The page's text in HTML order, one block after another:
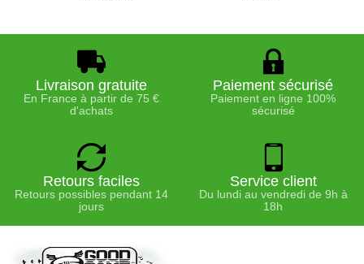
Livraison gratuite
En France à partir de 75 €
d'achats
Paiement sécurisé
Paiement en ligne 100%
sécurisé
Retours faciles
Retours possibles pendant 14
jours
Service client
Du lundi au vendredi de 9h à
18h